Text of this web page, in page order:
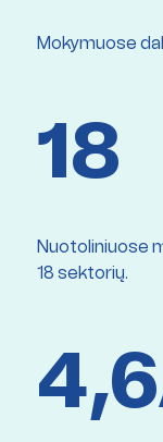
Mokymuose
18
Nuotoliniuose
18 sektorių.